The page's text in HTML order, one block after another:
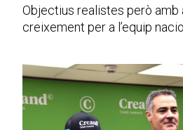
Objectius realistes però amb
creixement per a l’equip